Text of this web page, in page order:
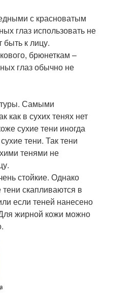
с красноватым
глаз использовать не
к лицу.
брюнеткам –
глаз обычно не
Самыми
в сухих тенях нет
сухие тени иногда
тени. Так тени
тенями не
стойкие. Однако
скапливаются в
если теней нанесено
жирной кожи можно